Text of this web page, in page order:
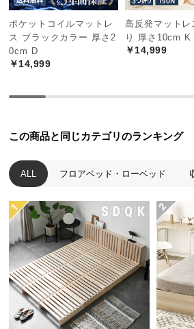
つ
い
て
開
置
ー
ビ
ス
に
つ
い
て
搬
入
ポケットコイルマットレ
ス ブラックカラー 厚さ2
0cm D
￥14,999
高反発マットレ
り 厚さ10cm K
￥14,999
この商品と同じカテゴリのランキング
ALL フロアベッド・ローベッド